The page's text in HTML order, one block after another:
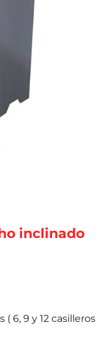
inclinado
6, 9 y 12 casilleros